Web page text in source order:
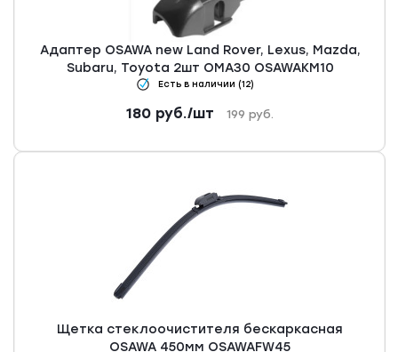
Адаптер OSAWA new Land Rover, Lexus, Mazda,
Subaru, Toyota 2шт OMA30 OSAWAKM10
Есть в наличии (12)
180 руб./шт 199 руб.
Щетка стеклоочистителя бескаркасная
OSAWA 450мм OSAWAFW45